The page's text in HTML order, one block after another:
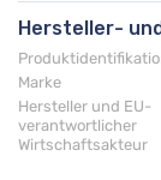
Hersteller-
Marke
Hersteller und EU-
verantwortlicher
Wirtschaftsakteur